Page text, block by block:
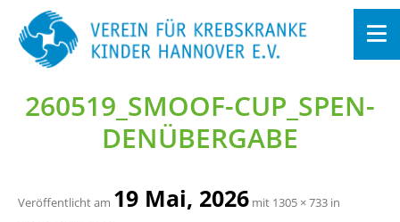
Zum
In­
halt
sprin­
gen
260519_S­MOOF-CUP_­SPEN­
DEN­ÜBER­GA­BE
Ver­öf­fent­licht am 19 Mai, 2026 mit 1305 × 733 in